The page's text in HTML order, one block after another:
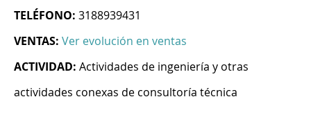
TELÉFONO: 3188939431
VENTAS: Ver evolución en ventas
ACTIVIDAD: Actividades de ingeniería y otras
actividades conexas de consultoría técnica